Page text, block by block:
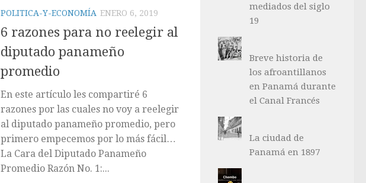
POLITICA-Y-ECONOMÍA ENERO 6, 2019
6 razones para no reelegir al
diputado panameño
promedio
En este artículo les compartiré 6
razones por las cuales no voy a reelegir
al diputado panameño promedio, pero
primero empecemos por lo más fácil…
La Cara del Diputado Panameño
Promedio Razón No. 1:...
mediados del siglo
19
Breve historia de
los afroantillanos
en Panamá durante
el Canal Francés
La ciudad de
Panamá en 1897